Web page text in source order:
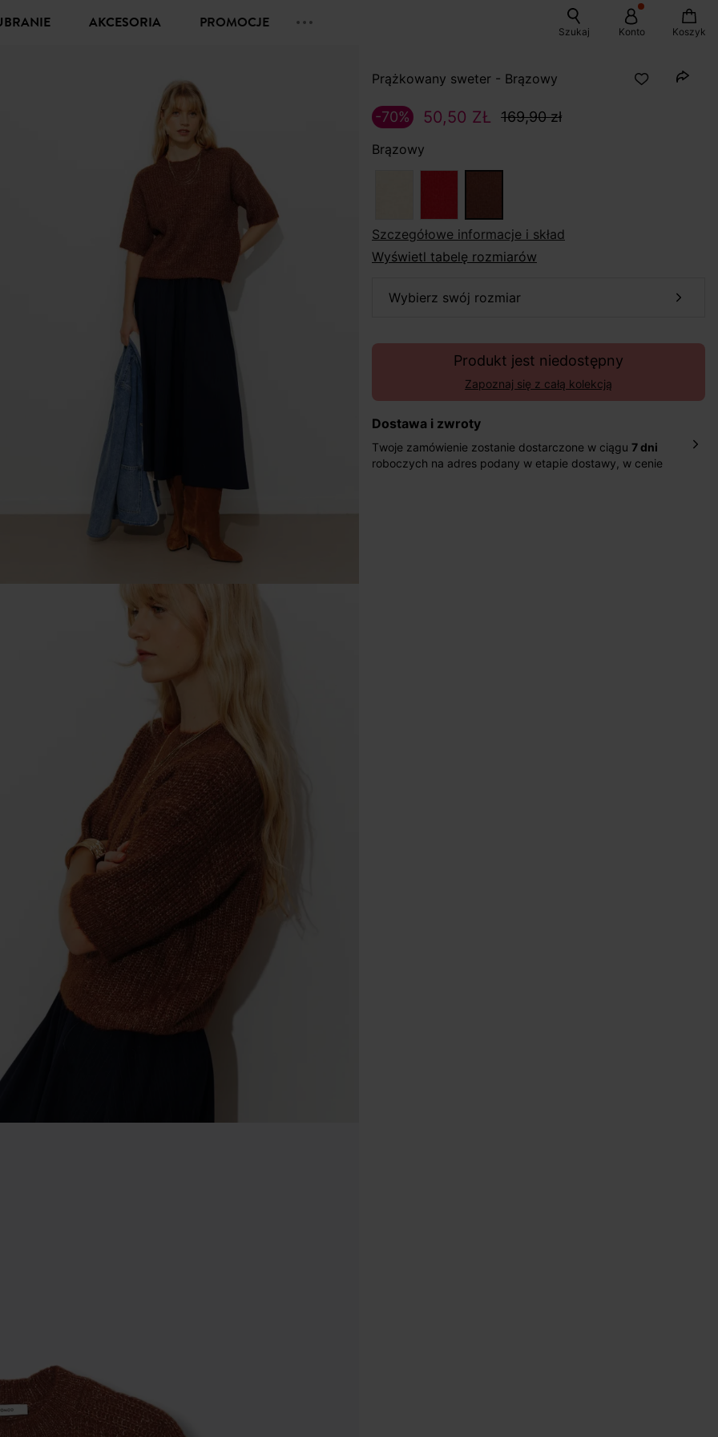
UBRANIE AKCESORIA PROMOCJE Szukaj Konto Koszyk
Prążkowany sweter - Brązowy
50,50 ZŁ 169,90 zł
-70%
Brązowy
szczegółowe informacje i skład
Wyświetl tabelę rozmiarów
wybierz swój rozmiar
Produkt jest niedostępny
Zapoznaj się z całą kolekcją
Dostawa i zwroty
Twoje zamówienie zostanie dostarczone w ciągu 7 dni
roboczych na adres podany w etapie dostawy, w cenie